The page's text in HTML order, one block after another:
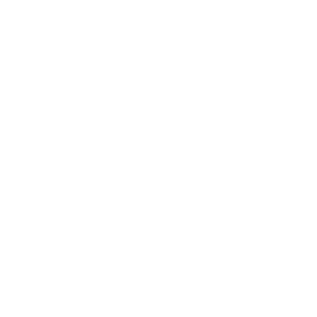
acvatic imens. Receptia, deschisa 24/7 poate furniza informatii